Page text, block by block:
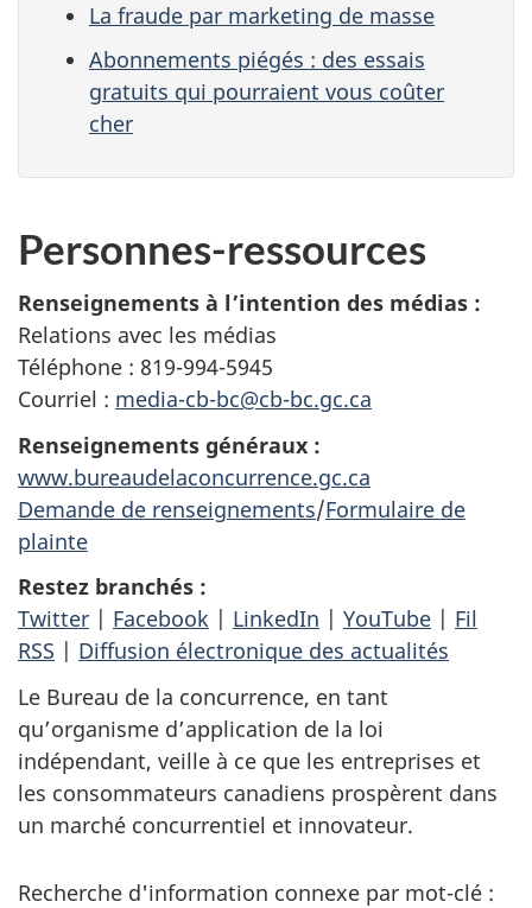
La fraude par marketing de masse
Abonnements piégés : des essais
gratuits qui pourraient vous coûter
cher
Personnes-ressources
Renseignements à l’intention des médias :
Relations avec les médias
Téléphone : 819-994-5945
Courriel : media-cb-bc@cb-bc.gc.ca
Renseignements généraux :
www.bureaudelaconcurrence.gc.ca
Demande de renseignements/Formulaire de
plainte
Restez branchés :
Twitter | Facebook | LinkedIn | YouTube | Fil
RSS | Diffusion électronique des actualités
Le Bureau de la concurrence, en tant
qu’organisme d’application de la loi
indépendant, veille à ce que les entreprises et
les consommateurs canadiens prospèrent dans
un marché concurrentiel et innovateur.
Recherche d'information connexe par mot-clé :